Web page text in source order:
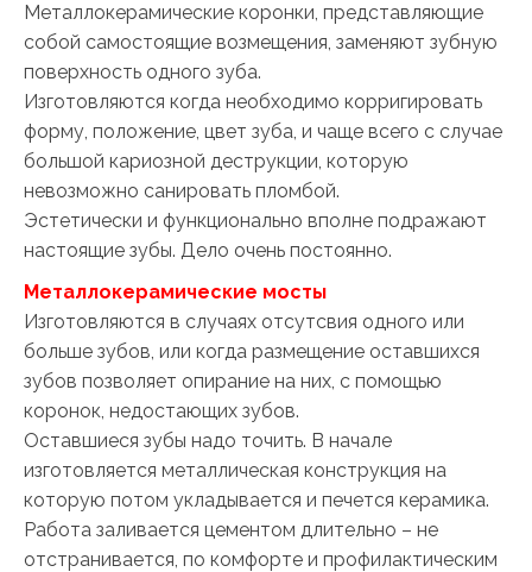
Металлокерамические коронки, представляющие
собой самостоящие возмещения, заменяют зубную
поверхность одного зуба.
Изготовляются когда необходимо корригировать
форму, положение, цвет зуба, и чаще всего с случае
большой кариозной деструкции, которую
невозможно санировать пломбой.
Эстетически и функционально вполне подражают
настоящие зубы. Дело очень постоянно.
Металлокерамические мосты
Изготовляются в случаях отсутсвия одного или
больше зубов, или когда размещение оставшихся
зубов позволяет опирание на них, с помощью
коронок, недостающих зубов.
Оставшиеся зубы надо точить. В начале
изготовляется металлическая конструкция на
которую потом укладывается и печется керамика.
Работа заливается цементом длительно – не
отстранивается, по комфорте и профилактическим